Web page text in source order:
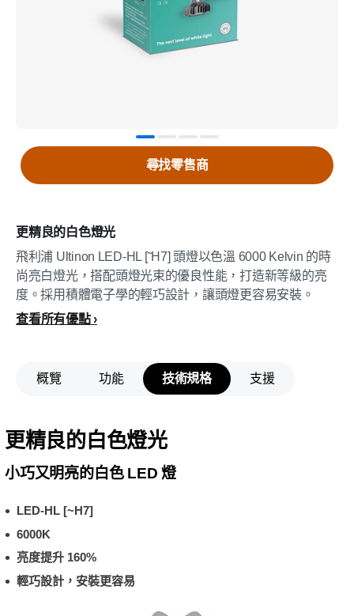
更精良的白色燈光
飛利浦 Ultinon LED-HL [˜H7] 頭燈以色溫 6000 Kelvin 的時
尚亮白燈光，搭配頭燈光束的優良性能，打造新等級的亮
度。採用積體電子學的輕巧設計，讓頭燈更容易安裝。
查看所有優點
尋找零售商
概覽 功能 技術規格 支援
更精良的白色燈光
小巧又明亮的白色 LED 燈
LED-HL [~H7]
6000K
亮度提升 160%
輕巧設計，安裝更容易